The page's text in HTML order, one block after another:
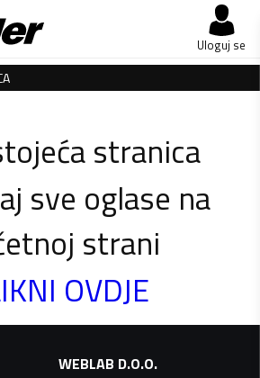
Uloguj se
stranica
sve oglase na
strani
OVDJE
WEBLAB D.O.O.